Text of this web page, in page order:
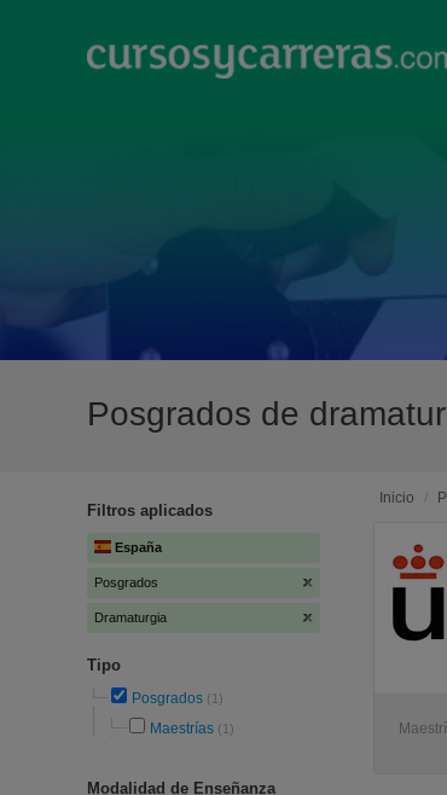
Posgrados de
Filtros aplicados
España
Posgrados
Dramaturgia
Tipo
Posgrados (1)
Maestrías (1)
Modalidad de Enseñanza
Inicio /